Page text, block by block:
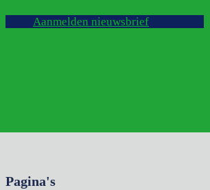
Aanmelden nieuwsbrief
Pagina's